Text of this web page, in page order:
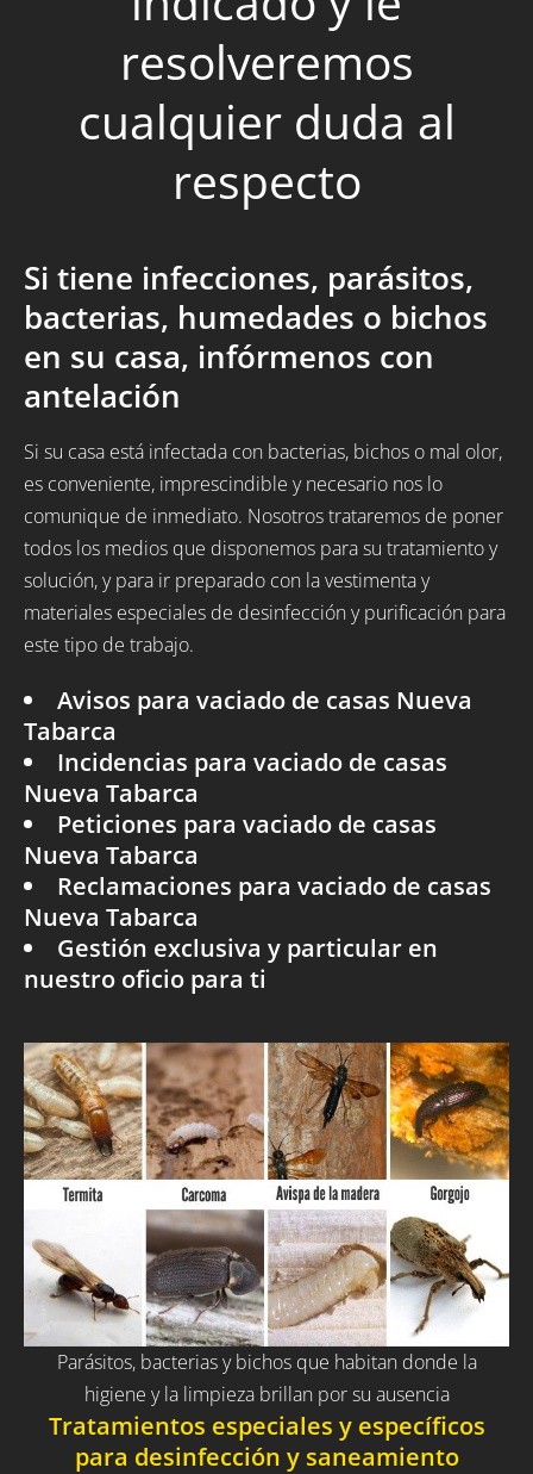
resolveremos
cualquier duda al
respecto
Si tiene infecciones, parásitos,
bacterias, humedades o bichos
en su casa, infórmenos con
antelación
Si su casa está infectada con bacterias, bichos o mal olor,
es conveniente, imprescindible y necesario nos lo
comunique de inmediato. Nosotros trataremos de poner
todos los medios que disponemos para su tratamiento y
solución, y para ir preparado con la vestimenta y
materiales especiales de desinfección y purificación para
este tipo de trabajo.
Avisos para vaciado de casas Nueva
Tabarca
Incidencias para vaciado de casas
Nueva Tabarca
Peticiones para vaciado de casas
Nueva Tabarca
Reclamaciones para vaciado de casas
Nueva Tabarca
Gestión exclusiva y particular en
nuestro oficio para ti
Parásitos, bacterias y bichos que habitan donde la
higiene y la limpieza brillan por su ausencia
Tratamientos especiales y específicos
para desinfección y saneamiento